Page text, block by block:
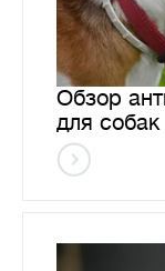
Обзор
для собак